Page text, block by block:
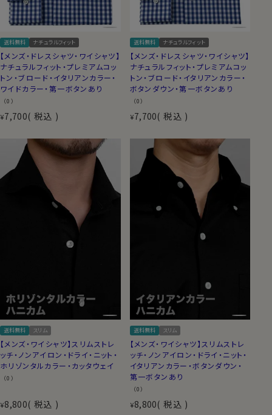
送料無料 ナチュラルフィット
【メンズ・ドレスシャツ・ワイシャツ】
ナチュラルフィット・プレミアムコッ
トン・ブロード・イタリアンカラー・
ワイドカラー・第一ボタンあり
（0）
¥7,700 税込
送料無料 ナチュラルフィット
【メンズ・ドレスシャツ・ワイシャツ】
ナチュラルフィット・プレミアムコッ
トン・ブロード・イタリアンカラー・
ボタンダウン・第一ボタンあり
（0）
¥7,700 税込
送料無料 スリム
【メンズ・ワイシャツ】スリムストレ
ッチ・ノンアイロン・ドライ・ニット・
ホリゾンタルカラー・カッタウェイ
（0）
¥8,800 税込
送料無料 スリム
【メンズ・ワイシャツ】スリムストレ
ッチ・ノンアイロン・ドライ・ニット・
イタリアンカラー・ボタンダウン・
第一ボタンあり
（0）
¥8,800 税込